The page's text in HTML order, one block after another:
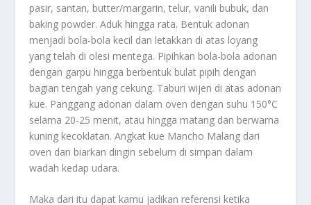
pasir, santan, butter/margarin, telur, vanili bubuk, dan
baking powder. Aduk hingga rata. Bentuk adonan
menjadi bola-bola kecil dan letakkan di atas loyang
yang telah di olesi mentega. Pipihkan bola-bola adonan
dengan garpu hingga berbentuk bulat pipih dengan
bagian tengah yang cekung. Taburi wijen di atas adonan
kue. Panggang adonan dalam oven dengan suhu 150°C
selama 20-25 menit, atau hingga matang dan berwarna
kuning kecoklatan. Angkat kue Mancho Malang dari
oven dan biarkan dingin sebelum di simpan dalam
wadah kedap udara.
Maka dari itu dapat kamu jadikan referensi ketika